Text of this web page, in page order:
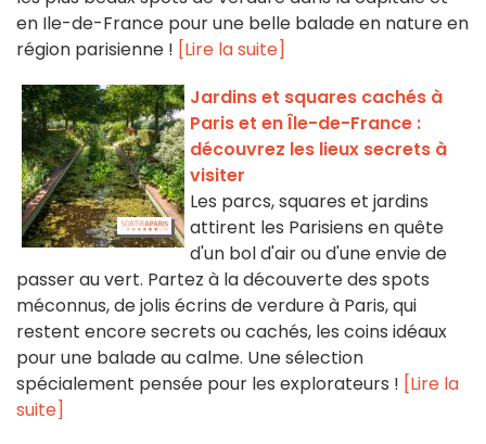
en Ile-de-France pour une belle balade en nature en
région parisienne ! [Lire la suite]
Jardins et squares cachés à
Paris et en Île-de-France :
découvrez les lieux secrets à
visiter
Les parcs, squares et jardins
attirent les Parisiens en quête
d'un bol d'air ou d'une envie de
passer au vert. Partez à la découverte des spots
méconnus, de jolis écrins de verdure à Paris, qui
restent encore secrets ou cachés, les coins idéaux
pour une balade au calme. Une sélection
spécialement pensée pour les explorateurs ! [Lire la
suite]